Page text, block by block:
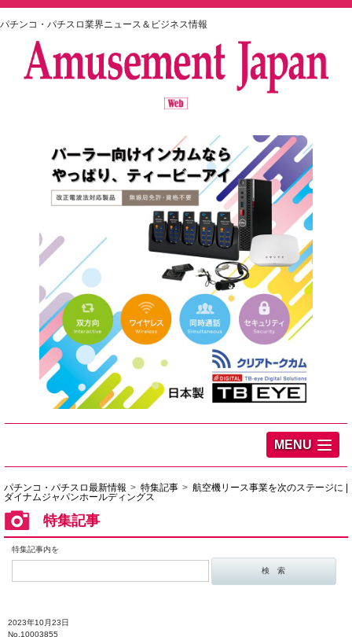
パチンコ・パチスロ業界ニュース＆ビジネス情報
MENU
パチンコ・パチスロ最新情報 特集記事
航空機リース事業を次のステージに |
ダイナムジャパンホールディングス
特集記事
特集記事内を
2023年10月23日
No.10003855